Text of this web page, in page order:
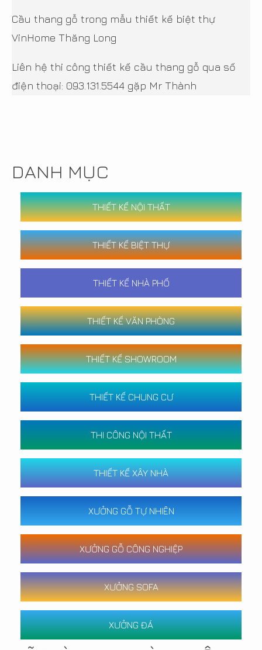
Cầu thang gỗ trong mẫu thiết kế biệt thự
VinHome Thăng Long
Liên hệ thi công thiết kế cầu thang gỗ qua số
điện thoại: 093.131.5544 gặp Mr Thành
DANH MỤC
THIẾT KẾ NỘI THẤT
THIẾT KẾ BIỆT THỰ
THIẾT KẾ NHÀ PHỐ
THIẾT KẾ VĂN PHÒNG
THIẾT KẾ SHOWROOM
THIẾT KẾ CHUNG CƯ
THI CÔNG NỘI THẤT
THIẾT KẾ XÂY NHÀ
XƯỞNG GỖ TỰ NHIÊN
XƯỞNG GỖ CÔNG NGHIỆP
XƯỞNG SOFA
XƯỞNG ĐÁ